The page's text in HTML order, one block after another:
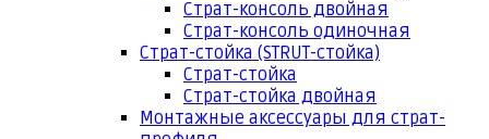
Страт-консоль двойная
Страт-консоль одиночная
Страт-стойка (STRUT-стойка)
Страт-стойка
Страт-стойка двойная
Монтажные аксессуары для страт-